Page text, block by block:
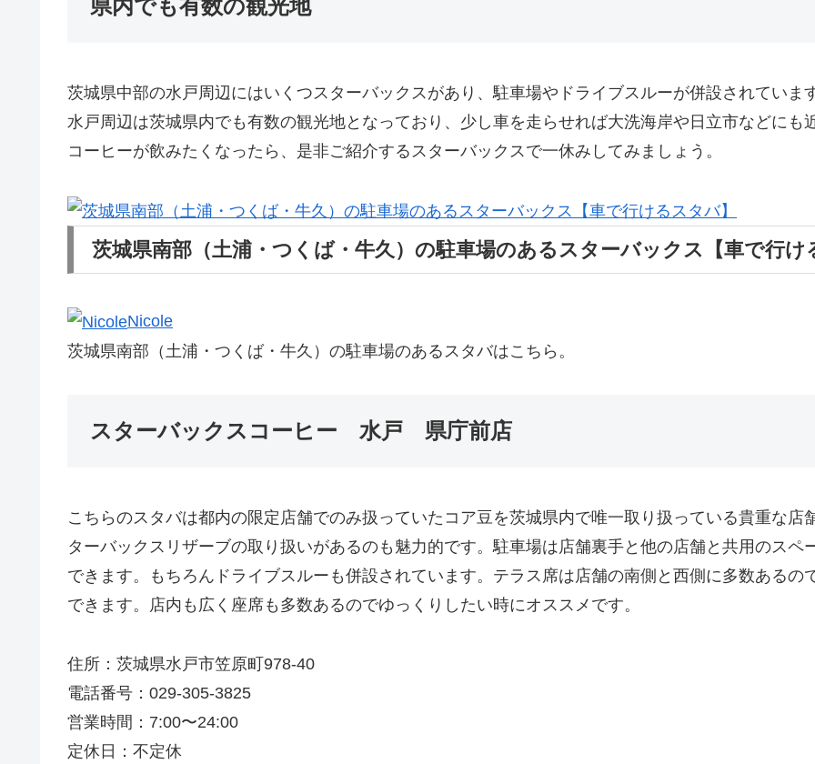
県内でも有数の観光地
茨城県中部の水戸周辺にはいくつスターバックスがあり、駐車場やドライブスルーが併設されていま
水戸周辺は茨城県内でも有数の観光地となっており、少し車を走らせれば大洗海岸や日立市などに
コーヒーが飲みたくなったら、是非ご紹介するスターバックスで一休みしてみましょう。
茨城県南部（土浦・つくば・牛久）の駐車場のあるスターバックス【車で行け
Nicole
茨城県南部（土浦・つくば・牛久）の駐車場のあるスタバはこちら。
スターバックスコーヒー 水戸 県庁前店
こちらのスタバは都内の限定店舗でのみ扱っていたコア豆を茨城県内で唯一取り扱っている貴重な
ターバックスリザーブの取り扱いがあるのも魅力的です。駐車場は店舗裏手と他の店舗と共用のス
できます。もちろんドライブスルーも併設されています。テラス席は店舗の南側と西側に多数ある
できます。店内も広く座席も多数あるのでゆっくりしたい時にオススメです。
住所：茨城県水戸市笠原町978-40
電話番号：029-305-3825
営業時間：7:00〜24:00
定休日：不定休